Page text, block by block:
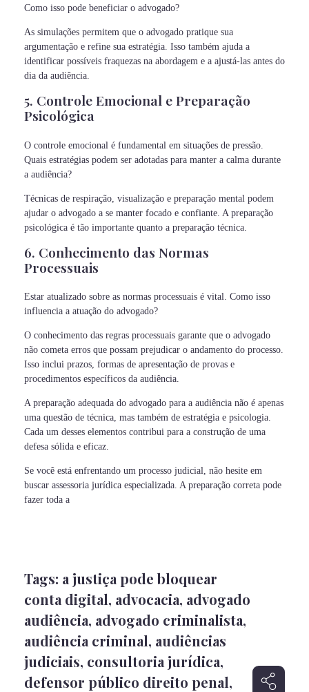
Como isso pode beneficiar o advogado?
As simulações permitem que o advogado pratique sua
argumentação e refine sua estratégia. Isso também ajuda a
identificar possíveis fraquezas na abordagem e a ajustá-las antes do
dia da audiência.
5. Controle Emocional e Preparação
Psicológica
O controle emocional é fundamental em situações de pressão.
Quais estratégias podem ser adotadas para manter a calma durante
a audiência?
Técnicas de respiração, visualização e preparação mental podem
ajudar o advogado a se manter focado e confiante. A preparação
psicológica é tão importante quanto a preparação técnica.
6. Conhecimento das Normas
Processuais
Estar atualizado sobre as normas processuais é vital. Como isso
influencia a atuação do advogado?
O conhecimento das regras processuais garante que o advogado
não cometa erros que possam prejudicar o andamento do processo.
Isso inclui prazos, formas de apresentação de provas e
procedimentos específicos da audiência.
A preparação adequada do advogado para a audiência não é apenas
uma questão de técnica, mas também de estratégia e psicologia.
Cada um desses elementos contribui para a construção de uma
defesa sólida e eficaz.
Se você está enfrentando um processo judicial, não hesite em
buscar assessoria jurídica especializada. A preparação correta pode
fazer toda a
Tags: a justiça pode bloquear
conta digital, advocacia, advogado
audiência, advogado criminalista,
audiência criminal, audiências
judiciais, consultoria jurídica,
defensor público direito penal,